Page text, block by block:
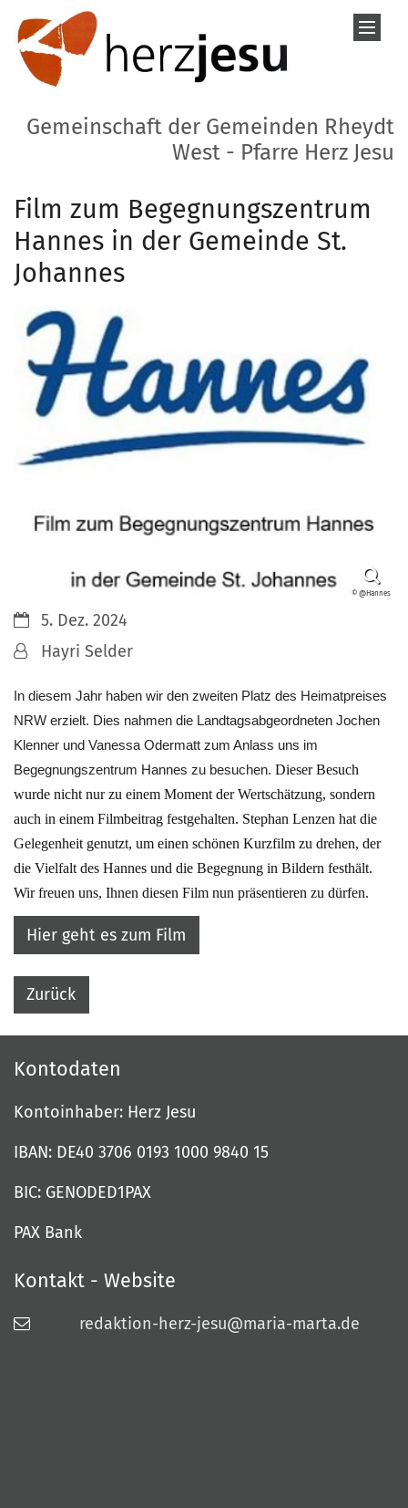
Zum Inhalt springen
Gemeinschaft der Gemeinden Rheydt
West - Pfarre Herz Jesu
Film zum Begegnungszentrum
Hannes in der Gemeinde St.
Johannes
© @Hannes
Datum:5. Dez. 2024
Von:Hayri Selder
In diesem Jahr haben wir den zweiten Platz des Heimatpreises
NRW erzielt. Dies nahmen die Landtagsabgeordneten Jochen
Klenner und Vanessa Odermatt zum Anlass uns im
Begegnungszentrum Hannes zu besuchen. Dieser Besuch
wurde nicht nur zu einem Moment der Wertschätzung, sondern
auch in einem Filmbeitrag festgehalten. Stephan Lenzen hat die
Gelegenheit genutzt, um einen schönen Kurzfilm zu drehen, der
die Vielfalt des Hannes und die Begegnung in Bildern festhält.
Wir freuen uns, Ihnen diesen Film nun präsentieren zu dürfen.
Hier geht es zum Film
Zurück
Kontodaten
Kontoinhaber: Herz Jesu
IBAN: DE40 3706 0193 1000 9840 15
BIC: GENODED1PAX
PAX Bank
Kontakt - Website
redaktion-herz-jesu@maria-marta.de